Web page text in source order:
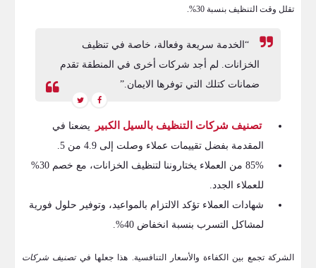
تقلل وقت التنظيف بنسبة 30%.
“الخدمة سريعة وفعالة، خاصة في تنظيف
الخزانات. لم أجد شركات أخرى في المنطقة تقدم
ضمانات كتلك التي توفرها الايمان.”
تصنيف شركات التنظيف بالسيل الكبير
يضعنا في
المقدمة بفضل تقييمات عملاء وصلت إلى 4.9 من 5.
85% من العملاء يختاروننا لتنظيف الخزانات، مع خصم 30%
للعملاء الجدد.
شهادات العملاء تؤكد الالتزام بالمواعيد، وتوفير حلول فورية
لمشاكل التسرب بنسبة انخفاض 40%.
الشركة تجمع بين الكفاءة والأسعار التنافسية. هذا جعلها فيتصنيف شركات